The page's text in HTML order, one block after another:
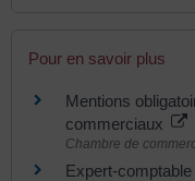
Pour en savoir plus
Mentions
commerciaux
Chambre de
Expert-